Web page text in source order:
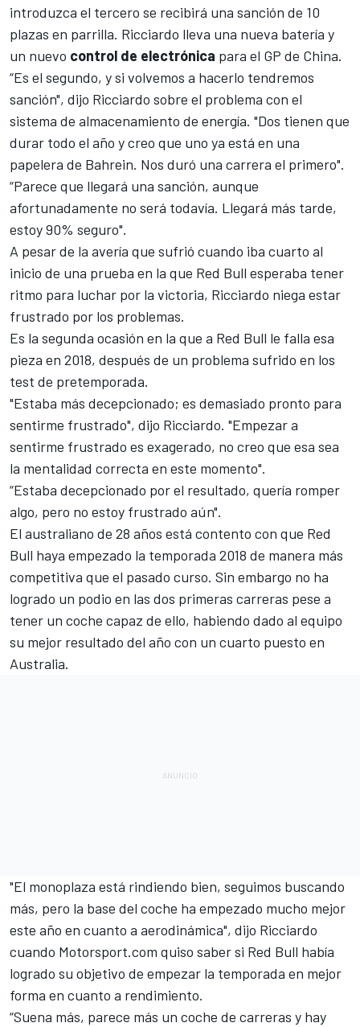
introduzca el tercero se recibirá una sanción de 10
plazas en parrilla. Ricciardo lleva una nueva batería y
un nuevo control de electrónica para el GP de China.
“Es el segundo, y si volvemos a hacerlo tendremos
sanción", dijo Ricciardo sobre el problema con el
sistema de almacenamiento de energía. "Dos tienen que
durar todo el año y creo que uno ya está en una
papelera de Bahrein. Nos duró una carrera el primero".
“Parece que llegará una sanción, aunque
afortunadamente no será todavía. Llegará más tarde,
estoy 90% seguro".
A pesar de la avería que sufrió cuando iba cuarto al
inicio de una prueba en la que Red Bull esperaba tener
ritmo para luchar por la victoria, Ricciardo niega estar
frustrado por los problemas.
Es la segunda ocasión en la que a Red Bull le falla esa
pieza en 2018, después de un problema sufrido en los
test de pretemporada.
"Estaba más decepcionado; es demasiado pronto para
sentirme frustrado", dijo Ricciardo. "Empezar a
sentirme frustrado es exagerado, no creo que esa sea
la mentalidad correcta en este momento".
“Estaba decepcionado por el resultado, quería romper
algo, pero no estoy frustrado aún".
El australiano de 28 años está contento con que Red
Bull haya empezado la temporada 2018 de manera más
competitiva que el pasado curso. Sin embargo no ha
logrado un podio en las dos primeras carreras pese a
tener un coche capaz de ello, habiendo dado al equipo
su mejor resultado del año con un cuarto puesto en
Australia.
"El monoplaza está rindiendo bien, seguimos buscando
más, pero la base del coche ha empezado mucho mejor
este año en cuanto a aerodinámica", dijo Ricciardo
cuando Motorsport.com quiso saber si Red Bull había
logrado su objetivo de empezar la temporada en mejor
forma en cuanto a rendimiento.
“Suena más, parece más un coche de carreras y hay